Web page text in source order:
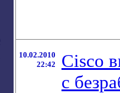
10.02.2010
22:42
Cisco
с